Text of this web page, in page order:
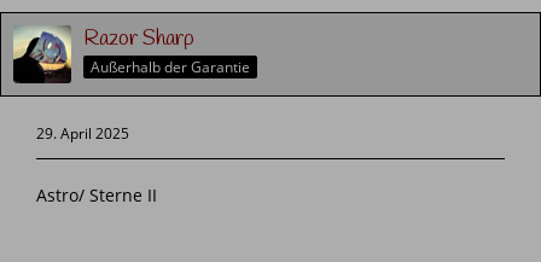
Razor Sharp
Außerhalb der Garantie
29. April 2025
Astro/ Sterne II